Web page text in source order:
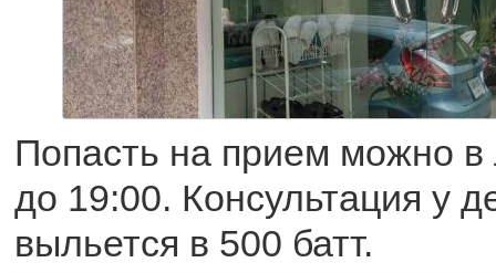
Попасть на прием можно
до 19:00. Консультация у
выльется в 500 батт.